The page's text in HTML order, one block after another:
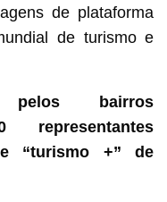
de plataforma
de turismo e
pelos bairros
“turismo +” de